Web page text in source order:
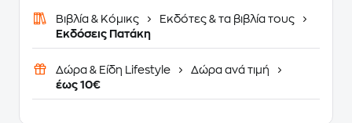
Βιβλία & Κόμικς
Εκδότες & τα βιβλία τους
Εκδόσεις Πατάκη
Δώρα & Είδη Lifestyle
Δώρα ανά τιμή
έως 10€